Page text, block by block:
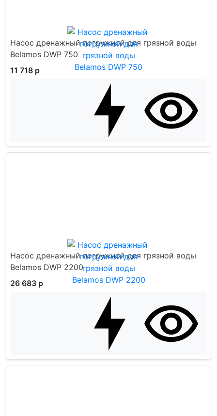
Насос дренажный погружной для грязной воды
Belamos DWP 750
11 718 р
Насос дренажный погружной для грязной воды
Belamos DWP 2200
26 683 р